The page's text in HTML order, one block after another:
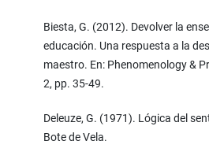
Biesta, G. (2012). Devolver la
educación. Una respuesta a la
maestro. En: Phenomenology &
2, pp. 35-49.
Deleuze, G. (1971). Lógica del
Bote de Vela.